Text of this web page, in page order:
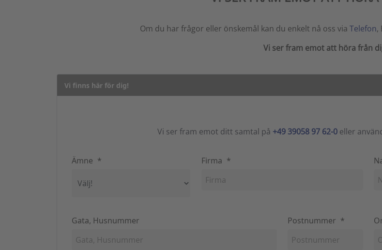
Om du har frågor eller önskemål kan du enkelt nå oss via Telefon,
Vi ser fram emot att höra från
Vi finns här för dig!
Vi ser fram emot ditt samtal på +49 39058 97 62-0 eller
Ämne * Firma *
Gata, Husnummer Postnummer *